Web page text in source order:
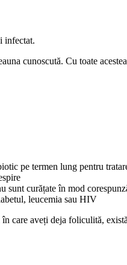
infectat.
cunoscută. Cu toate
pe termen lung pentru
sunt curățate în mod
leucemia sau HIV
care aveți deja foliculită,